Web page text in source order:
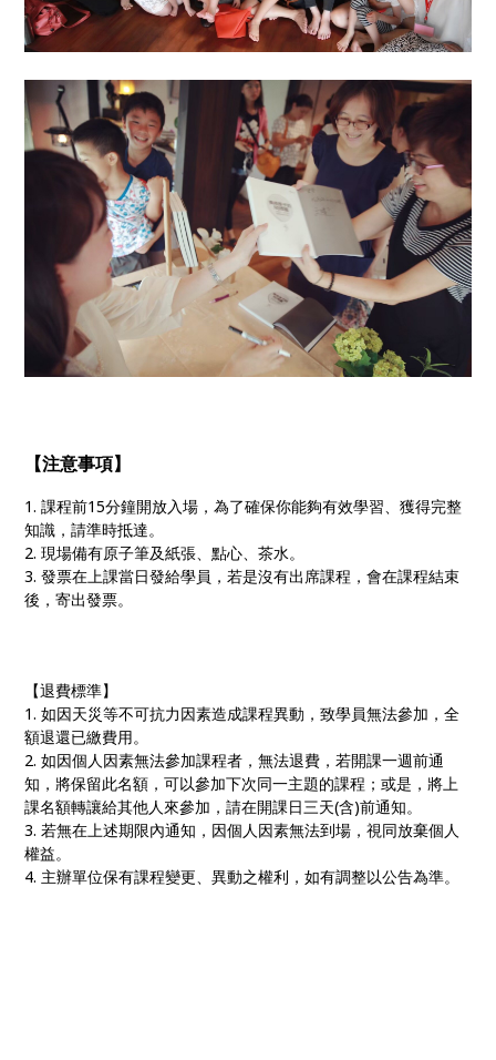
【注意事項】
1. 課程前15分鐘開放入場，為了確保你能夠有效學習、獲得完整
知識，請準時抵達。
2. 現場備有原子筆及紙張、點心、茶水。
3. 發票在上課當日發給學員，若是沒有出席課程，會在課程結束
後，寄出發票。
【退費標準】
1. 如因天災等不可抗力因素造成課程異動，致學員無法參加，全
額退還已繳費用。
2. 如因個人因素無法參加課程者，無法退費，若開課一週前通
知，將保留此名額，可以參加下次同一主題的課程；或是，將上
課名額轉讓給其他人來參加，請在開課日三天(含)前通知。
3. 若無在上述期限內通知，因個人因素無法到場，視同放棄個人
權益。
4. 主辦單位保有課程變更、異動之權利，如有調整以公告為準。